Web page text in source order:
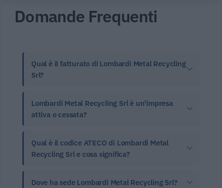
Domande Frequenti
Qual è il fatturato di Lombardi Metal Recycling
Srl?
Lombardi Metal Recycling Srl è un'impresa
attiva o cessata?
Qual è il codice ATECO di Lombardi Metal
Recycling Srl e cosa significa?
Dove ha sede Lombardi Metal Recycling Srl?